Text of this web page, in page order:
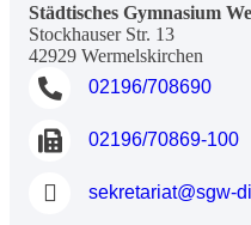
Städtisches Gymnasium
Stockhauser Str. 13
42929 Wermelskirchen
Telefon
02196/708690
Fax
02196/70869-100
E-mail
sekretariat@sgw-